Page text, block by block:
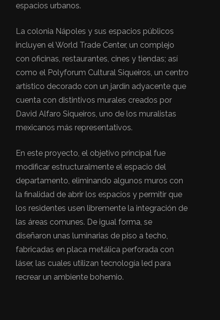
espacios urbanos.
La colonia Nápoles y sus espacios públicos
incluyen el World Trade Center, un complejo
con oficinas, restaurantes, cines y tiendas; así
como el Polyforum Cultural Siqueiros, un centro
artístico decorado con un jardín adyacente que
cuenta con distintivos murales creados por
David Alfaro Siqueiros, uno de los muralistas
mexicanos más representativos.
En este proyecto, el objetivo principal fue
modificar estructuralmente el espacio del
departamento, eliminando algunos muros con
la finalidad de abrir los espacios y permitir que
los residentes usen libremente la integración de
las áreas comunes. De igual forma, se
diseñaron unas luminarias de piso a techo,
fabricadas en placa metálica perforada con
láser, las cuales utilizan tecnología led para
recrear un ambiente bohemio.